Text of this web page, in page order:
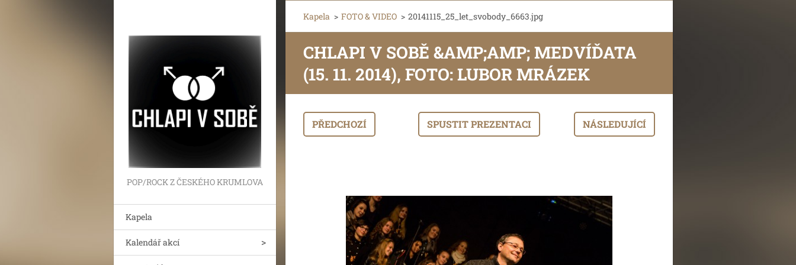
POP/ROCK Z ČESKÉHO KRUMLOVA
Kapela
Kalendář akcí
Kapela > FOTO & VIDEO > 20141115_25_let_svobody_6663.jpg
CHLAPI V SOBĚ &AMP;AMP; MEDVÍĎATA
(15. 11. 2014), FOTO: LUBOR MRÁZEK
PŘEDCHOZÍ SPUSTIT PREZENTACI NÁSLEDUJÍCÍ